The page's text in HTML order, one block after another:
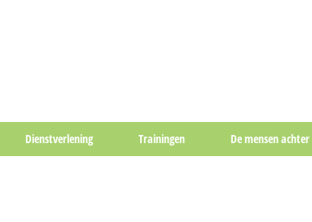
Dienstverlening Trainingen De mensen achter